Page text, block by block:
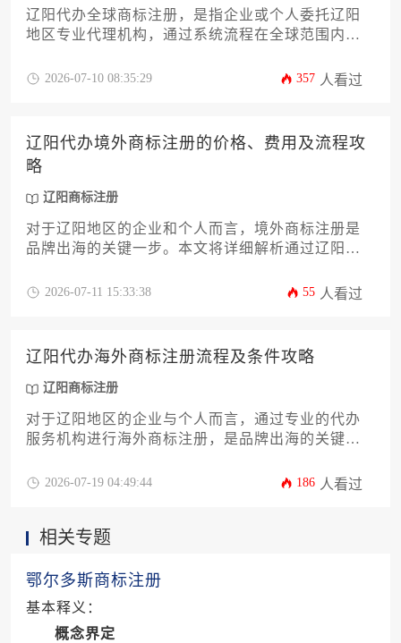
辽阳代办全球商标注册，是指企业或个人委托辽阳
地区专业代理机构，通过系统流程在全球范围内申
册方式及代理服务而异，核心在于通过专业规划与
2026-07-10 08:35:29 357 人看过
辽阳代办境外商标注册的价格、费用及流程攻
略
辽阳商标注册
对于辽阳地区的企业和个人而言，境外商标注册是
品牌出海的关键一步。本文将详细解析通过辽阳本
用构成、市场价格区间以及从前期查询到成功下证
2026-07-11 15:33:38 55 人看过
辽阳代办海外商标注册流程及条件攻略
辽阳商标注册
对于辽阳地区的企业与个人而言，通过专业的代办
服务机构进行海外商标注册，是品牌出海的关键一
期查询到后期维护，提供一份覆盖马德里体系与单
2026-07-19 04:49:44 186 人看过
相关专题
鄂尔多斯商标注册
基本释义：
概念界定